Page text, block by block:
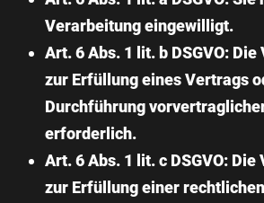
Verarbeitung eingewilligt.
Art. 6 Abs. 1 lit. b DSGVO: Die
zur Erfüllung eines Vertrags
Durchführung
erforderlich.
Art. 6 Abs. 1 lit. c DSGVO: Die
zur Erfüllung einer